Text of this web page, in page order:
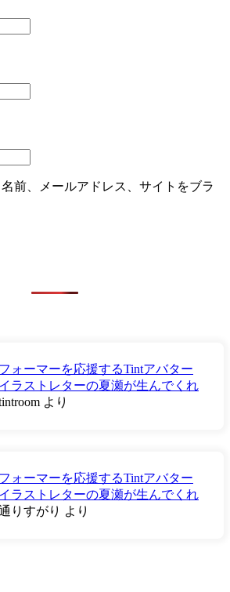
前、メールアドレス、サイトをブラ
ォーマーを応援するTintアバター
ラストレターの夏瀬が生んでくれ
より
ォーマーを応援するTintアバター
ラストレターの夏瀬が生んでくれ
りすがり より